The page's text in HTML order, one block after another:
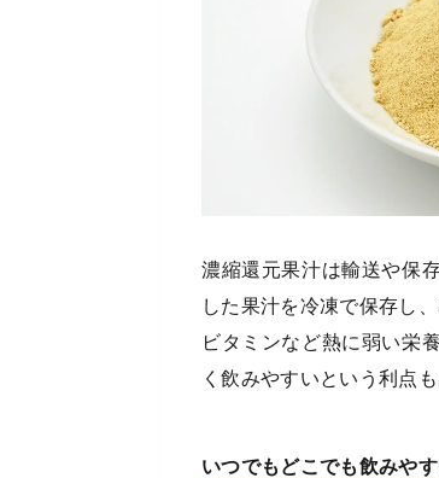
濃縮還元果汁は輸送や保
した果汁を冷凍で保存し
ビタミンなど熱に弱い栄
く飲みやすいという利点も
いつでもどこでも飲みやす